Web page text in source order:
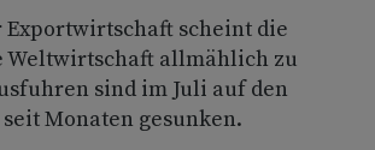
Exportwirtschaft scheint die
Weltwirtschaft allmählich zu
sind im Juli auf den
Monaten gesunken.